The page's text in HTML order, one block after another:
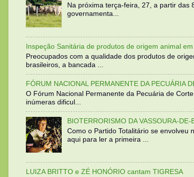
Na próxima terça-feira, 27, a partir das
governamenta...
Inspeção Sanitária de produtos de origem animal
Preocupados com a qualidade dos produtos de
brasileiros, a bancada ...
FÓRUM NACIONAL PERMANENTE DA PECUÁRIA
O Fórum Nacional Permanente da Pecuária de
inúmeras dificul...
BIOTERRORISMO DA VASSOURA-
Como o Partido Totalitário se envolveu
aqui para ler a primeira ...
LUIZA BRITTO e ZÉ HONÓRIO cantam TIGRESA